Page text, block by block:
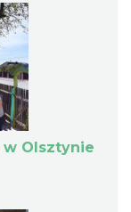
w Olsztynie